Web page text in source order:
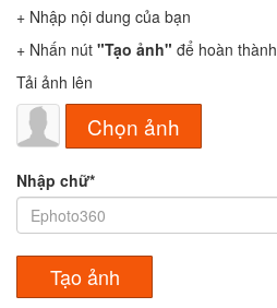
+ Nhập nội dung của bạn
+ Nhấn nút "Tạo ảnh" để hoàn thành
Tải ảnh lên
Chọn ảnh
Nhập chữ*